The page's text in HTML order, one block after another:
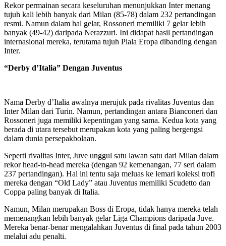
Rekor permainan secara keseluruhan menunjukkan Inter menang
tujuh kali lebih banyak dari Milan (85-78) dalam 232 pertandingan
resmi. Namun dalam hal gelar, Rossoneri memiliki 7 gelar lebih
banyak (49-42) daripada Nerazzuri. Ini didapat hasil pertandingan
internasional mereka, terutama tujuh Piala Eropa dibanding dengan
Inter.
“Derby d’Italia” Dengan Juventus
Nama Derby d’Italia awalnya merujuk pada rivalitas Juventus dan
Inter Milan dari Turin. Namun, pertandingan antara Bianconeri dan
Rossoneri juga memiliki kepentingan yang sama. Kedua kota yang
berada di utara tersebut merupakan kota yang paling bergengsi
dalam dunia persepakbolaan.
Seperti rivalitas Inter, Juve unggul satu lawan satu dari Milan dalam
rekor head-to-head mereka (dengan 92 kemenangan, 77 seri dalam
237 pertandingan). Hal ini tentu saja meluas ke lemari koleksi trofi
mereka dengan “Old Lady” atau Juventus memiliki Scudetto dan
Coppa paling banyak di Italia.
Namun, Milan merupakan Boss di Eropa, tidak hanya mereka telah
memenangkan lebih banyak gelar Liga Champions daripada Juve.
Mereka benar-benar mengalahkan Juventus di final pada tahun 2003
melalui adu penalti.